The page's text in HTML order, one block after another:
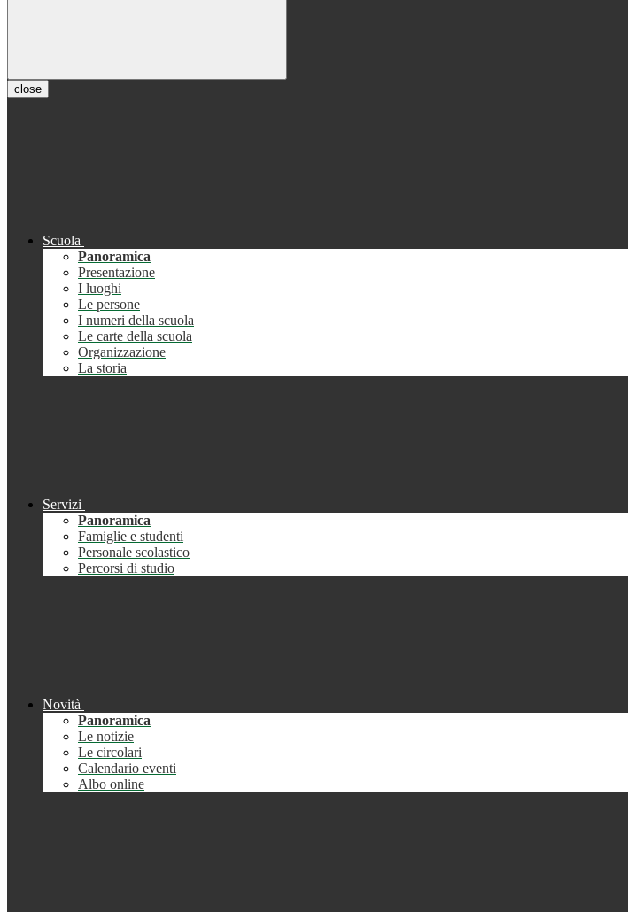
close
Scuola
Panoramica
Presentazione
I luoghi
Le persone
I numeri della scuola
Le carte della scuola
Organizzazione
La storia
Servizi
Panoramica
Famiglie e studenti
Personale scolastico
Percorsi di studio
Novità
Panoramica
Le notizie
Le circolari
Calendario eventi
Albo online